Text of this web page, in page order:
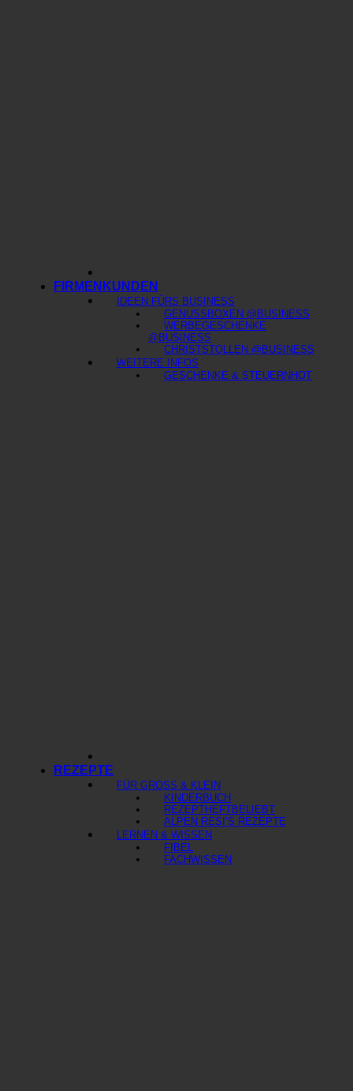
FIRMENKUNDEN
IDEEN FÜRS BUSINESS
GENUSSBOXEN @BUSINESS
WERBEGESCHENKE
@BUSINESS
CHRISTSTOLLEN @BUSINESS
WEITERE INFOS
GESCHENKE & STEUERN
REZEPTE
FÜR GROSS & KLEIN
KINDERBUCH
REZEPTHEFT
ALPEN RESI’S REZEPTE
LERNEN & WISSEN
FIBEL
FACHWISSEN